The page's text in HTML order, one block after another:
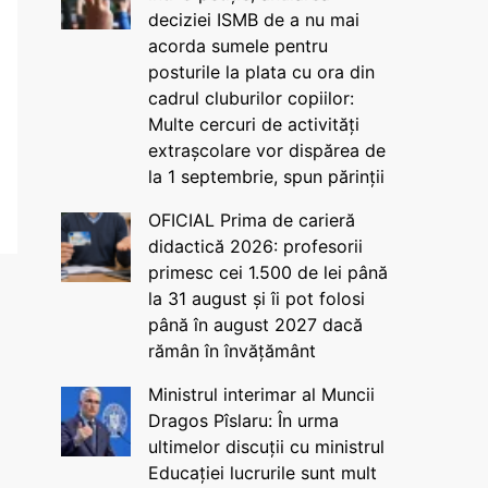
deciziei ISMB de a nu mai
acorda sumele pentru
posturile la plata cu ora din
cadrul cluburilor copiilor:
Multe cercuri de activități
extrașcolare vor dispărea de
la 1 septembrie, spun părinții
OFICIAL Prima de carieră
didactică 2026: profesorii
primesc cei 1.500 de lei până
la 31 august și îi pot folosi
până în august 2027 dacă
rămân în învățământ
Ministrul interimar al Muncii
Dragos Pîslaru: În urma
ultimelor discuții cu ministrul
Educației lucrurile sunt mult